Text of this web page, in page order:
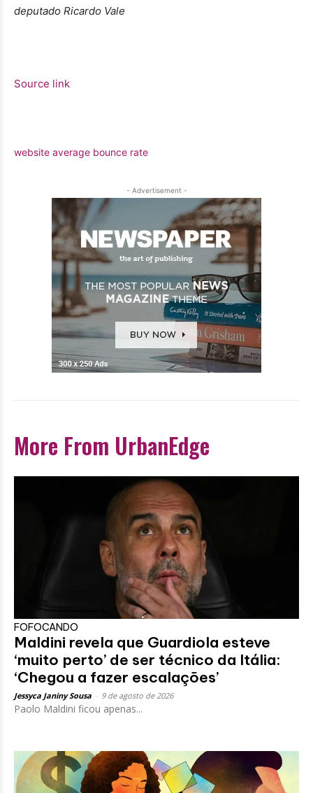
deputado Ricardo Vale
Source link
website average bounce rate
- Advertisement -
More From UrbanEdge
FOFOCANDO
Maldini revela que Guardiola esteve
‘muito perto’ de ser técnico da Itália:
‘Chegou a fazer escalações’
Jessyca Janiny Sousa 9 de agosto de 2026
Paolo Maldini ficou apenas...